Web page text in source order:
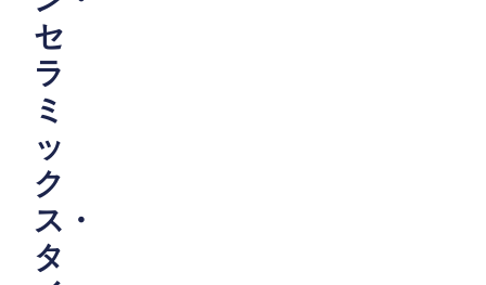
セ
ラ
ミ
ッ
ク
ス・
タ